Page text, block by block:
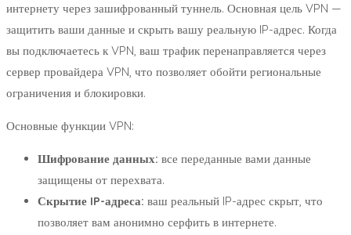
интернету через зашифрованный туннель. Основная цель VPN —
защитить ваши данные и скрыть вашу реальную IP-адрес. Когда
вы подключаетесь к VPN, ваш трафик перенаправляется через
сервер провайдера VPN, что позволяет обойти региональные
ограничения и блокировки.
Основные функции VPN:
Шифрование данных: все переданные вами данные
защищены от перехвата.
Скрытие IP-адреса: ваш реальный IP-адрес скрыт, что
позволяет вам анонимно серфить в интернете.